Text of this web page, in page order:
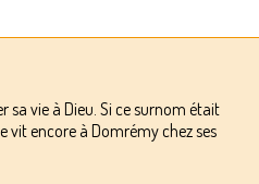
sa vie à Dieu. Si ce surnom était
vit encore à Domrémy chez ses